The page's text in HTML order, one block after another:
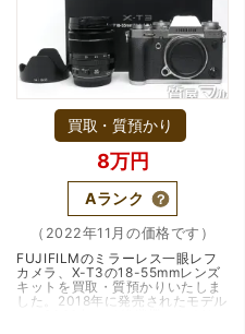
買取・質預かり
8万円
Aランク
（2022年11月の価格です）
FUJIFILMのミラーレス一眼レフ
カメラ、X-T3の18-55mmレンズ
キットを買取・質預かりいたしま
した。2018年に発売されたモデル